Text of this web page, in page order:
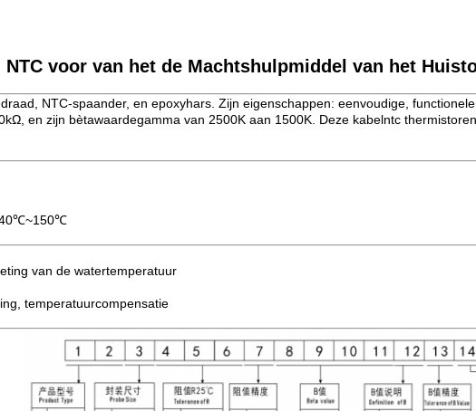
voor van het de Machtshulpmiddel van het
NTC-spaander, en epoxyhars. Zijn eigenschappen: eenvoudige,
en zijn bètawaardegamma van 2500K aan 1500K. Deze kabelntc
40℃~150℃
van de watertemperatuur
temperatuurcompensatie